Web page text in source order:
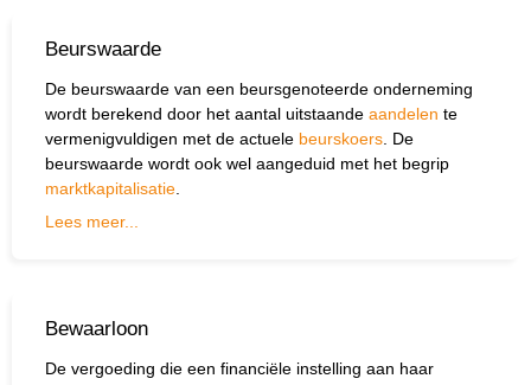
Beurswaarde
De beurswaarde van een beursgenoteerde onderneming
wordt berekend door het aantal uitstaande aandelen te
vermenigvuldigen met de actuele beurskoers . De
beurswaarde wordt ook wel aangeduid met het begrip
marktkapitalisatie
Lees meer...
Bewaarloon
De vergoeding die een financiële instelling aan haar